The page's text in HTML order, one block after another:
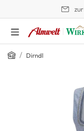
zur
Home
/ Dirndl